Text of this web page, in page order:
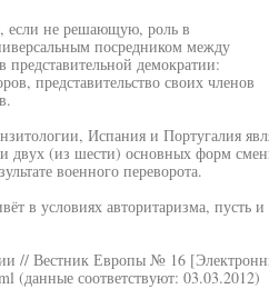
если не решающую, роль в
посредником между
демократии:
представительство своих членов
Испания и Португалия
двух (из шести) основных форм
военного переворота.
в условиях авторитаризма, пусть и
// Вестник Европы № 16
(данные соответствуют: 03.03.2012)